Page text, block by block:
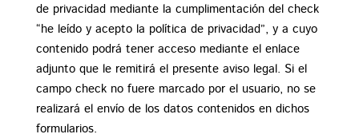
de privacidad mediante la cumplimentación del check
“he leído y acepto la política de privacidad”, y a cuyo
contenido podrá tener acceso mediante el enlace
adjunto que le remitirá el presente aviso legal. Si el
campo check no fuere marcado por el usuario, no se
realizará el envío de los datos contenidos en dichos
formularios.